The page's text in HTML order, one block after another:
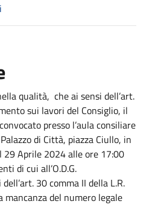
qualità, che ai sensi dell’art.
sui lavori del Consiglio, il
presso l’aula consiliare
di Città, piazza Ciullo, in
Aprile 2024 alle ore 17:00
di cui all’O.D.G.
30 comma II della L.R.
del numero legale